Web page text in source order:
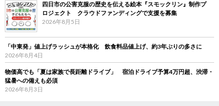
四日市の公害克服の歴史を伝える絵本『スモックリン』制作プ
ロジェクト クラウドファンディングで支援を募集
2026年8月5日
「中東発」値上げラッシュが本格化 飲食料品値上げ、約3年ぶりの多さに
2026年8月4日
物価高でも「夏は家族で長距離ドライブ」 宿泊ドライブ予算4万円超、渋滞・
猛暑への備えも必須
2026年8月3日